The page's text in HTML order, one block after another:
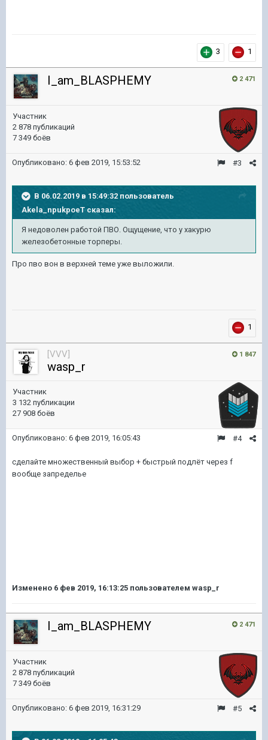
3 1
2 471
I_am_BLASPHEMY
Участник
2 878 публикаций
7 349 боёв
#3
Опубликовано: 6 фев 2019, 15:53:52
В 06.02.2019 в 15:49:32 пользователь
Akela_npukpoeTсказал:
Я недоволен работой ПВО. Ощущение, что у хакурю
железобетонные торперы.
Про пво вон в верхней теме уже выложили.
1
1 847
[VVV]
wasp_r
Участник
3 132 публикации
27 908 боёв
#4
Опубликовано: 6 фев 2019, 16:05:43
сделайте множественный выбор + быстрый подлёт через f
вообще запределье
Изменено 6 фев 2019, 16:13:25 пользователем wasp_r
2 471
I_am_BLASPHEMY
Участник
2 878 публикаций
7 349 боёв
#5
Опубликовано: 6 фев 2019, 16:31:29